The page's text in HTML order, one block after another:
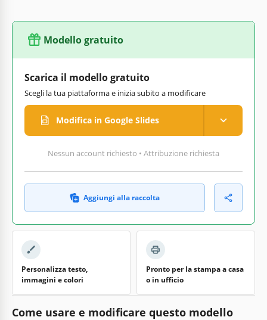
Modello gratuito
Scarica il modello gratuito
Scegli la tua piattaforma e inizia subito a modificare
Modifica in Google Slides
Nessun account richiesto • Attribuzione richiesta
Aggiungi alla raccolta
Personalizza testo,
immagini e colori
Pronto per la stampa a casa
o in ufficio
Come usare e modificare questo modello